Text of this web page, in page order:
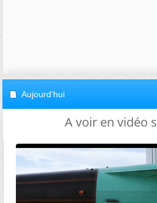
Aujourd'hui
A voir en vidéo